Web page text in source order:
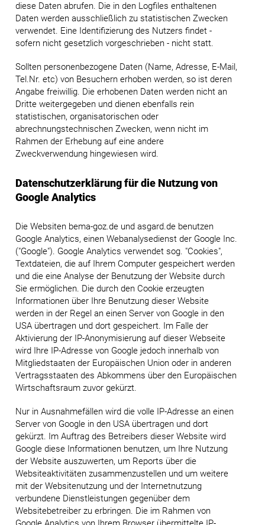
diese Daten abrufen. Die in den Logfiles enthaltenen
Daten werden ausschließlich zu statistischen Zwecken
verwendet. Eine Identifizierung des Nutzers findet -
sofern nicht gesetzlich vorgeschrieben - nicht statt.
Sollten personenbezogene Daten (Name, Adresse, E-Mail,
Tel.Nr. etc) von Besuchern erhoben werden, so ist deren
Angabe freiwillig. Die erhobenen Daten werden nicht an
Dritte weitergegeben und dienen ebenfalls rein
statistischen, organisatorischen oder
abrechnungstechnischen Zwecken, wenn nicht im
Rahmen der Erhebung auf eine andere
Zweckverwendung hingewiesen wird.
Datenschutzerklärung für die Nutzung von
Google Analytics
Die Websiten bema-goz.de und asgard.de benutzen
Google Analytics, einen Webanalysedienst der Google Inc.
("Google"). Google Analytics verwendet sog. "Cookies",
Textdateien, die auf Ihrem Computer gespeichert werden
und die eine Analyse der Benutzung der Website durch
Sie ermöglichen. Die durch den Cookie erzeugten
Informationen über Ihre Benutzung dieser Website
werden in der Regel an einen Server von Google in den
USA übertragen und dort gespeichert. Im Falle der
Aktivierung der IP-Anonymisierung auf dieser Webseite
wird Ihre IP-Adresse von Google jedoch innerhalb von
Mitgliedstaaten der Europäischen Union oder in anderen
Vertragsstaaten des Abkommens über den Europäischen
Wirtschaftsraum zuvor gekürzt.
Nur in Ausnahmefällen wird die volle IP-Adresse an einen
Server von Google in den USA übertragen und dort
gekürzt. Im Auftrag des Betreibers dieser Website wird
Google diese Informationen benutzen, um Ihre Nutzung
der Website auszuwerten, um Reports über die
Websiteaktivitäten zusammenzustellen und um weitere
mit der Websitenutzung und der Internetnutzung
verbundene Dienstleistungen gegenüber dem
Websitebetreiber zu erbringen. Die im Rahmen von